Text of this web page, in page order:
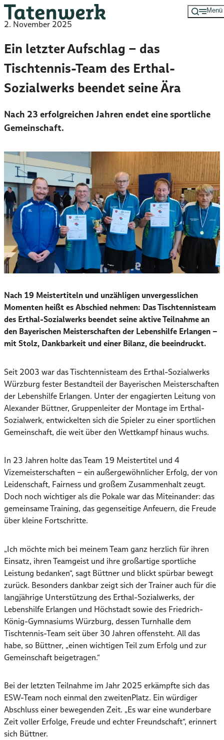
Zum
Hauptinhalt
springen
Menü
2. November 2025
Ein letzter Aufschlag – das
Tischtennis-Team des Erthal-
Sozialwerks beendet seine Ära
Nach 23 erfolgreichen Jahren endet eine sportliche
Gemeinschaft.
Nach 19 Meistertiteln und unzähligen unvergesslichen
Momenten heißt es Abschied nehmen: Das Tischtennisteam
des Erthal-Sozialwerks beendet seine aktive Teilnahme an
den Bayerischen Meisterschaften der Lebenshilfe Erlangen –
mit Stolz, Dankbarkeit und einer Bilanz, die beeindruckt.
Seit 2003 war das Tischtennisteam des Erthal-Sozialwerks
Würzburg fester Bestandteil der Bayerischen Meisterschaften
der Lebenshilfe Erlangen. Unter der engagierten Leitung von
Alexander Büttner, Gruppenleiter der Montage im Erthal-
Sozialwerk, entwickelten sich die Spieler zu einer sportlichen
Gemeinschaft, die weit über den Wettkampf hinaus wuchs.
In 23 Jahren holte das Team 19 Meistertitel und 4
Vizemeisterschaften – ein außergewöhnlicher Erfolg, der von
Leidenschaft, Fairness und großem Zusammenhalt zeugt.
Doch noch wichtiger als die Pokale war das Miteinander: das
gemeinsame Training, das gegenseitige Anfeuern, die Freude
über kleine Fortschritte.
„Ich möchte mich bei meinem Team ganz herzlich für ihren
Einsatz, ihren Teamgeist und ihre großartige sportliche
Leistung bedanken“, sagt Büttner und blickt spürbar bewegt
zurück. Besonders dankbar zeigt sich der Trainer auch für die
langjährige Unterstützung des Erthal-Sozialwerks, der
Lebenshilfe Erlangen und Höchstadt sowie des Friedrich-
König-Gymnasiums Würzburg, dessen Turnhalle dem
Tischtennis-Team seit über 30 Jahren offensteht. All das
habe, so Büttner, „einen wichtigen Teil zum Erfolg und zur
Gemeinschaft beigetragen.“
Bei der letzten Teilnahme im Jahr 2025 erkämpfte sich das
ESW-Team noch einmal den zweitenPlatz. Ein würdiger
Abschluss einer bewegenden Zeit. „Es war eine wunderbare
Zeit voller Erfolge, Freude und echter Freundschaft“, erinnert
sich Büttner.